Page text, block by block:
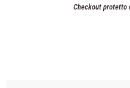
Checkout protetto